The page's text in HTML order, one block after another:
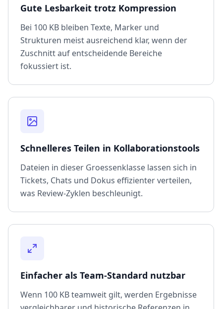
Gute Lesbarkeit trotz Kompression
Bei 100 KB bleiben Texte, Marker und
Strukturen meist ausreichend klar, wenn der
Zuschnitt auf entscheidende Bereiche
fokussiert ist.
Schnelleres Teilen in Kollaborationstools
Dateien in dieser Groessenklasse lassen sich in
Tickets, Chats und Dokus effizienter verteilen,
was Review-Zyklen beschleunigt.
Einfacher als Team-Standard nutzbar
Wenn 100 KB teamweit gilt, werden Ergebnisse